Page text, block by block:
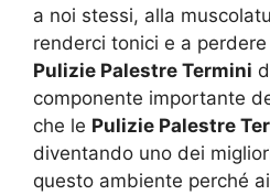
a noi stessi, alla
renderci tonici e a
Pulizie Palestre Termini
componente importante
che le Pulizie Palestre
diventando uno dei
questo ambiente perché